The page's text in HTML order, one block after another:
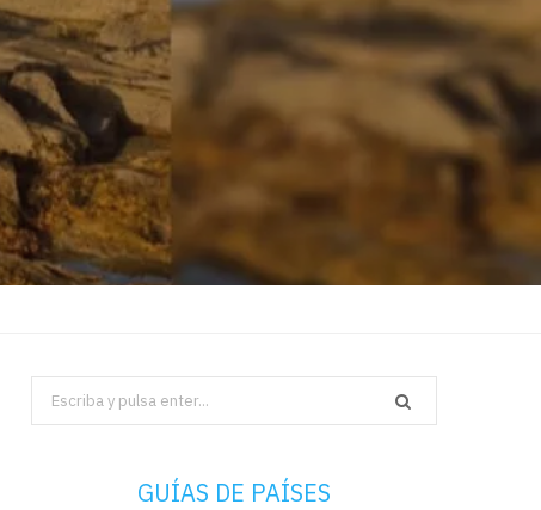
Search
for:
GUÍAS DE PAÍSES